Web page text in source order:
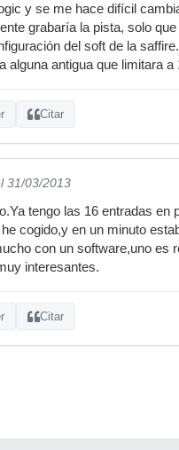
y se me hace difícil
grabaría la pista, solo
del soft de la
alguna antigua que limitara
Citar
31/03/2013
tengo las 16 entradas
cogido,y en un minuto
con un software,uno es
interesantes.
Citar